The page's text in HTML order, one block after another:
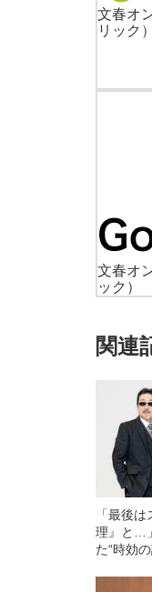
文春オ
リック）
文春オ
ック）
関連
「最後
理』と…
た“時効
察から…